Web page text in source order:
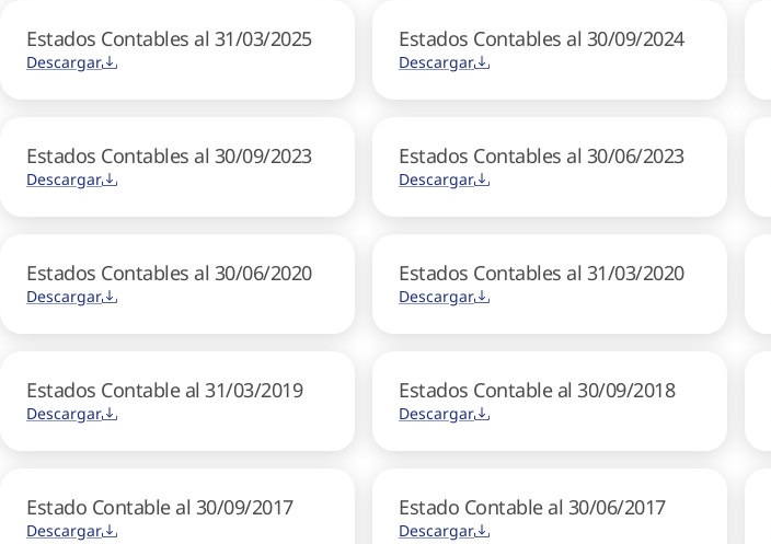
Estados Contables al 31/03/2025
Descargar
Estados Contables al 30/09/2024
Descargar
Estados Contables al 30/09/2023
Descargar
Estados Contables al 30/06/2023
Descargar
Estados Contables al 30/06/2020
Descargar
Estados Contables al 31/03/2020
Descargar
Estados Contable al 31/03/2019
Descargar
Estados Contable al 30/09/2018
Descargar
Estado Contable al 30/09/2017
Descargar
Estado Contable al 30/06/2017
Descargar